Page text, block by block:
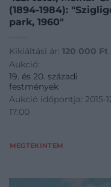
(1894-1984):
park, 1960"
Kikiáltási ár: 120 000 Ft
Aukció:
19. és 20. századi
festmények
Aukció időpontja: 2015-
17:00
MEGTEKINTEM